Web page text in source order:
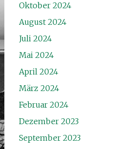
Oktober 2024
August 2024
Juli 2024
Mai 2024
April 2024
März 2024
Februar 2024
Dezember 2023
September 2023